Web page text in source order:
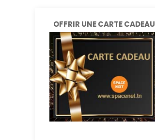
OFFRIR UNE CARTE CADEAU